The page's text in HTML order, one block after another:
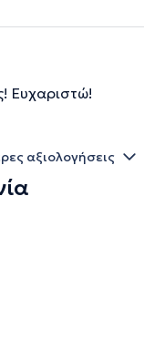
Ευχαριστώ!
αξιολογήσεις